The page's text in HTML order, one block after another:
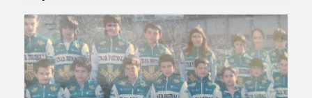
teknologia erabiliz, cookieak adibidez, iragarki eta eduki
pertsonalizatuak eskaintzeko, iragarkiak eta edukia
neurtzeko, jendeari buruzko informazioa biltzeko eta
produktuak garatzeko. Zure datuak nork eta zertarako
erabiltzen dituen hauta dezakezu.